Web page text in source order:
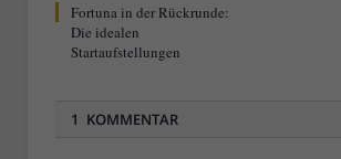
Fortuna in der Rückrunde:
Die idealen
Startaufstellungen
1 KOMMENTAR